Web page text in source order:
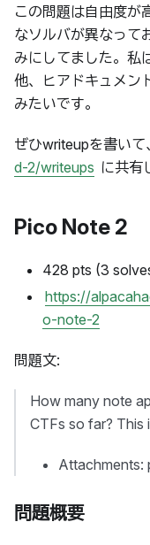
この問題は自由度が
なソルバが異なって
みにしてました。私
他、ヒアドキュメン
みたいです。
ぜひwriteupを書いて、
d-2/writeups に共有
Pico Note 2
428 pts (3
https://
o-note-2
問題文:
How many note
CTFs so far? This
Attachments:
問題概要